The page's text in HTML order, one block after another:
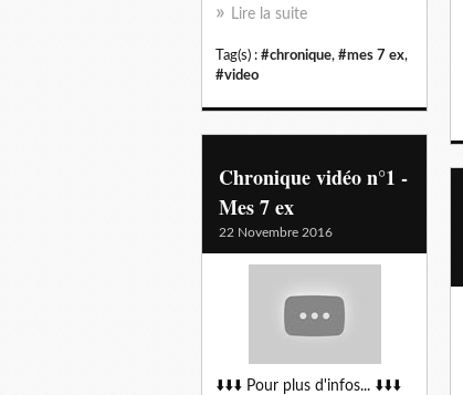
Lire la suite
Tag(s) : #chronique, #mes 7 ex,
#video
Chronique vidéo n°1 -
Mes 7 ex
22 Novembre 2016
⬇️⬇️⬇️ Pour plus d'infos... ⬇️⬇️⬇️